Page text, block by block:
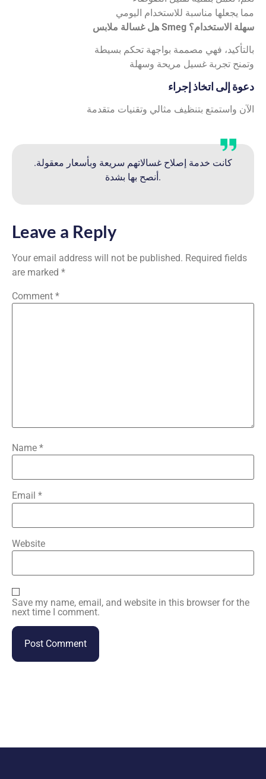
مما يجعلها مناسبة للاستخدام اليومي
هل غسالة ملابس Smeg سهلة الاستخدام؟
بالتأكيد، فهي مصممة بواجهة تحكم بسيطة
وتمنح تجربة غسيل مريحة وسهلة
دعوة إلى اتخاذ إجراء
الآن واستمتع بتنظيف مثالي وتقنيات متقدمة
كانت خدمة إصلاح غسالاتهم سريعة وبأسعار معقولة.
أنصح بها بشدة.
Leave a Reply
Your email address will not be published. Required fields
are marked *
Comment *
Name *
Email *
Website
Save my name, email, and website in this browser for the
next time I comment.